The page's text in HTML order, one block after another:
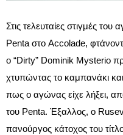
Στις τελευταίες στιγμές
Penta στο Accolade,
ο “Dirty” Dominik Mysterio
χτυπώντας το καμπανάκι
πως ο αγώνας είχε λήξει,
του Penta. Έξαλλος, ο
πανούργος κάτοχος του